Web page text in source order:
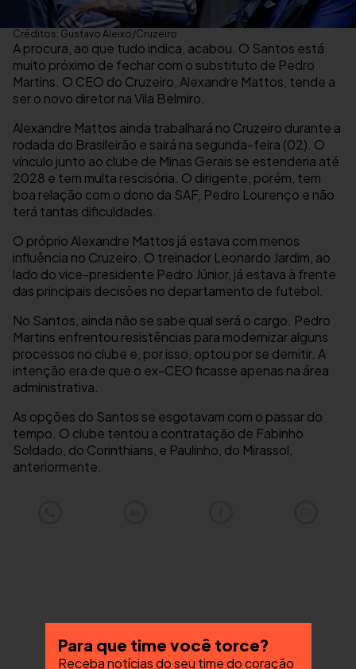
Créditos: Gustavo Aleixo/Cruzeiro
A procura, ao que tudo indica, acabou. O Santos está
muito próximo de fechar com o substituto de Pedro
Martins. O CEO do Cruzeiro, Alexandre Mattos, tende a
ser o novo diretor na Vila Belmiro.
Alexandre Mattos ainda trabalhará no Cruzeiro durante a
rodada do Brasileirão e sairá na segunda-feira (02). O
vínculo junto ao clube de Minas Gerais se estenderia até
2028 e tem multa rescisória. O dirigente, porém, tem
boa relação com o dono da SAF, Pedro Lourenço e não
terá tantas dificuldades.
O próprio Alexandre Mattos já estava com menos
influência no Cruzeiro. O treinador Leonardo Jardim, ao
lado do vice-presidente Pedro Júnior, já estava à frente
das principais decisões no departamento de futebol.
No Santos, ainda não se sabe qual será o cargo. Pedro
Martins enfrentou resistências para modernizar alguns
processos no clube e, por isso, optou por se demitir. A
intenção era de que o ex-CEO ficasse apenas na área
administrativa.
As opções do Santos se esgotavam com o passar do
tempo. O clube tentou a contratação de Fabinho
Soldado, do Corinthians, e Paulinho, do Mirassol,
anteriormente.
Para que time você torce?
Receba notícias do seu time do coração